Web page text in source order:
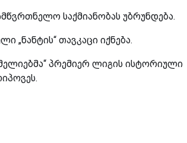
საქმიანობას უბრუნდება.
„ნანტის“ თავკაცი იქნება.
პრემიერ ლიგის ისტორიული